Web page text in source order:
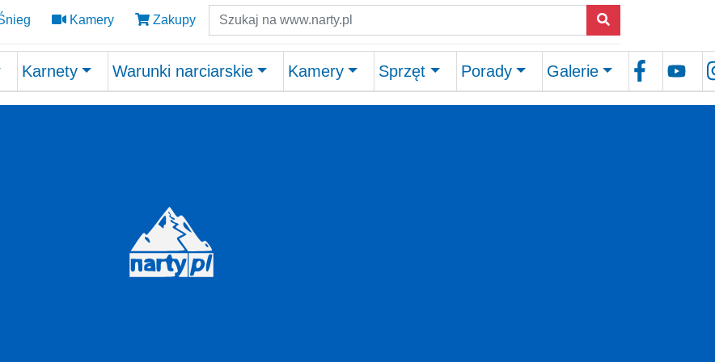
Kamery Zakupy Szukaj
Karnety Warunki narciarskie Kamery Sprzęt Porady Galerie